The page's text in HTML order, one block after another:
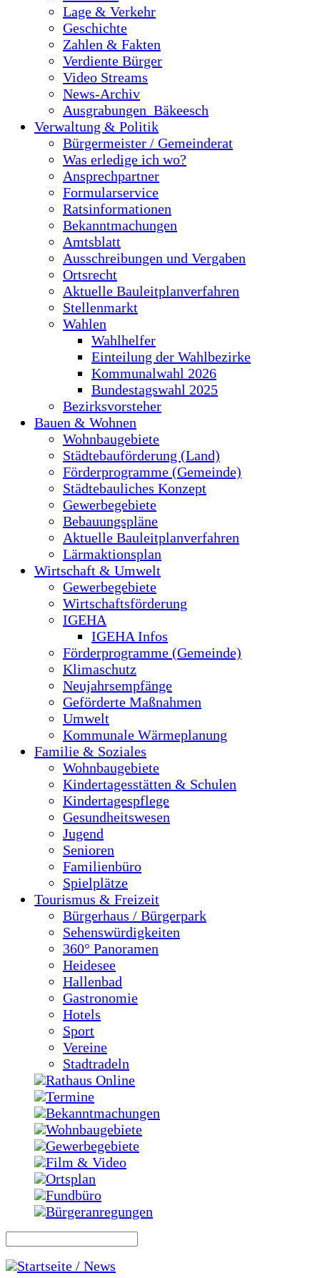
Lage & Verkehr
Geschichte
Zahlen & Fakten
Verdiente Bürger
Video Streams
News-Archiv
Ausgrabungen_Bäkeesch
Verwaltung & Politik
Bürgermeister / Gemeinderat
Was erledige ich wo?
Ansprechpartner
Formularservice
Ratsinformationen
Bekanntmachungen
Amtsblatt
Ausschreibungen und Vergaben
Ortsrecht
Aktuelle Bauleitplanverfahren
Stellenmarkt
Wahlen
Wahlhelfer
Einteilung der Wahlbezirke
Kommunalwahl 2026
Bundestagswahl 2025
Bezirksvorsteher
Bauen & Wohnen
Wohnbaugebiete
Städtebauförderung (Land)
Förderprogramme (Gemeinde)
Städtebauliches Konzept
Gewerbegebiete
Bebauungspläne
Aktuelle Bauleitplanverfahren
Lärmaktionsplan
Wirtschaft & Umwelt
Gewerbegebiete
Wirtschaftsförderung
IGEHA
IGEHA Infos
Förderprogramme (Gemeinde)
Klimaschutz
Neujahrsempfänge
Geförderte Maßnahmen
Umwelt
Kommunale Wärmeplanung
Familie & Soziales
Wohnbaugebiete
Kindertagesstätten & Schulen
Kindertagespflege
Gesundheitswesen
Jugend
Senioren
Familienbüro
Spielplätze
Tourismus & Freizeit
Bürgerhaus / Bürgerpark
Sehenswürdigkeiten
360° Panoramen
Heidesee
Hallenbad
Gastronomie
Hotels
Sport
Vereine
Stadtradeln
Rathaus Online
Termine
Bekanntmachungen
Wohnbaugebiete
Gewerbegebiete
Film & Video
Ortsplan
Fundbüro
Bürgeranregungen
Startseite / News